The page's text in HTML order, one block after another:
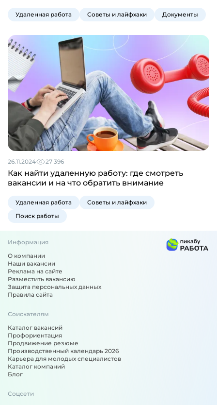
Удаленная работа Советы и лайфхаки Документы
26.11.2024 27 396
Как найти удаленную работу: где смотреть
вакансии и на что обратить внимание
Удаленная работа
Советы и лайфхаки
Поиск работы
Информация
О компании
Наши вакансии
Реклама на сайте
Разместить вакансию
Защита персональных данных
Правила сайта
Соискателям
Каталог вакансий
Профориентация
Продвижение резюме
Производственный календарь 2026
Карьера для молодых специалистов
Каталог компаний
Блог
Соцсети